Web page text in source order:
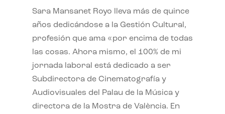
Sara Mansanet Royo lleva más de quince
años dedicándose a la Gestión Cultural,
profesión que ama «por encima de todas
las cosas. Ahora mismo, el 100% de mi
jornada laboral está dedicado a ser
Subdirectora de Cinematografía y
Audiovisuales del Palau de la Música y
directora de la Mostra de València. En